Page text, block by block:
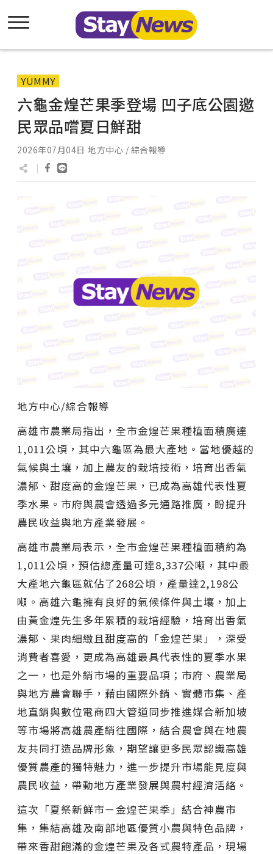
YUMMY
六龜金煌芒果季登場 凹子底公園邀
民眾品嚐夏日鮮甜
2026年07月04日 地方中心 / 綜合報導
地方中心/綜合報導
高雄市農業局指出，全市金煌芒果種植面積廣達
1,011公頃，其中六龜區為最大產地。當地優越的
氣候與土壤，加上農友的栽培技術，培育出香氣
濃郁、甜度高的金煌芒果，已成為高雄代表性夏
季水果。市府與農會透過多元通路推廣，盼提升
農民收益與地方產業發展。
高雄市農業局表示，全市金煌芒果種植面積約為
1,011公頃，預估總產量可達8,337公噸，其中最
大產地六龜區就佔了268公頃，產量達2,198公
噸。高雄六龜擁有良好的氣候條件與土壤，加上
由黃金煌先生多年累積的栽培經驗，培育出香氣
濃郁、果肉細緻且甜度高的「金煌芒果」，深受
消費者喜愛，更成為高雄最具代表性的夏季水果
之一，也是外銷市場的重要品項；市府、農業局
與地方農會聯手，藉由國際外銷、實體市集、產
地直銷與數位電商四大管道同步推進媒合新加坡
等市場將高雄農產銷往國際，結合農會與在地農
友共同打造品牌形象，期望讓更多民眾認識高雄
優質農產的獨特魅力，進一步提升市場能見度與
農民收益，帶動地方產業發展與農村經濟活絡。
這次「夏祭新鮮市－金煌芒果季」結合神農市
集，集結高雄及南部地區優質小農與特色品牌，
帶來香甜飽滿的金煌芒果及各式農特產品，現場